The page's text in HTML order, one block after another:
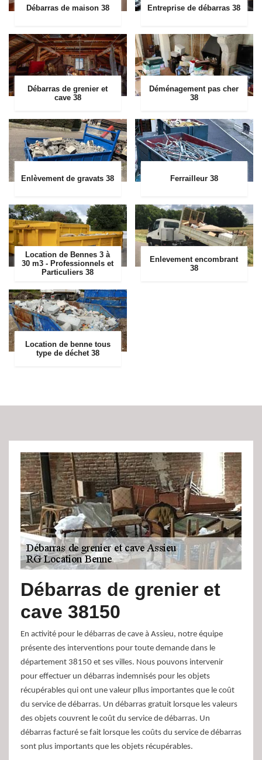
Débarras de maison 38 Entreprise de débarras 38
Débarras de grenier et
cave 38
Déménagement pas cher
38
Enlèvement de gravats 38 Ferrailleur 38
Location de Bennes 3 à
30 m3 - Professionnels et
Particuliers 38
Enlevement encombrant
38
Location de benne tous
type de déchet 38
Débarras de grenier et
cave 38150
En activité pour le débarras de cave à Assieu, notre équipe
présente des interventions pour toute demande dans le
département 38150 et ses villes. Nous pouvons intervenir
pour effectuer un débarras indemnisés pour les objets
récupérables qui ont une valeur pllus importantes que le coût
du service de débarras. Un débarras gratuit lorsque les valeurs
des objets couvrent le coût du service de débarras. Un
débarras facturé se fait lorsque les coûts du service de débarras
sont plus importants que les objets récupérables.